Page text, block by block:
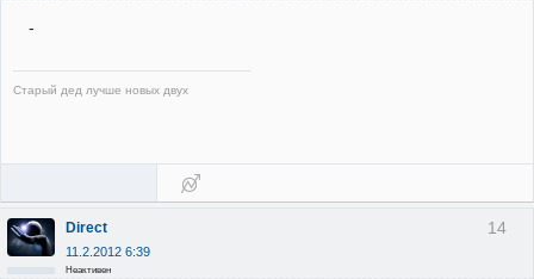
-
Старый дед лучше новых двух
14
Direct
11.2.2012 6:39
Неактивен